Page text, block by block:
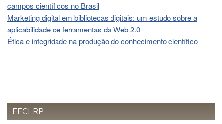
à
Pró-
Reitoria
PG
Defesas
Diplomas
campos científicos no Brasil
Marketing digital em bibliotecas digitais: um estudo sobre a
aplicabilidade de ferramentas da Web 2.0
Ética e integridade na produção do conhecimento científico
FFCLRP